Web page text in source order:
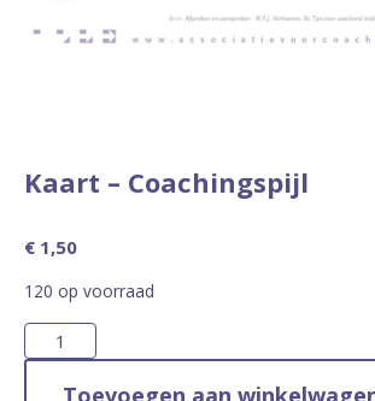
Kaart – Coachingspijl
€ 1,50
120 op voorraad